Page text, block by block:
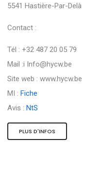
5541 Hastière-Par-Delà
Contact :
Tél : +32 487 20 05 79
Mail :i Info@hycw.be
Site web : www.hycw.be
MI : Fiche
Avis : NtS
PLUS D'INFOS